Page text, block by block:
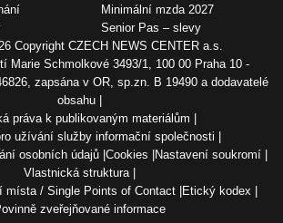
Minimální mzda 2027
Senior Pas – slevy
Copyright CZECH NEWS CENTER a.s.
Marie Schmolkové 3493/1, 100 00 Praha 10 -
zapsána v OR, sp.zn. B 19490 a dodavatelé
obsahu
práva k publikovaným materiálům
užívání služby informační společnosti
osobních údajů Cookies
Nastavení soukromí
Vlastnická struktura
místa / Single Points of Contact
Etický kodex
zveřejňované informace